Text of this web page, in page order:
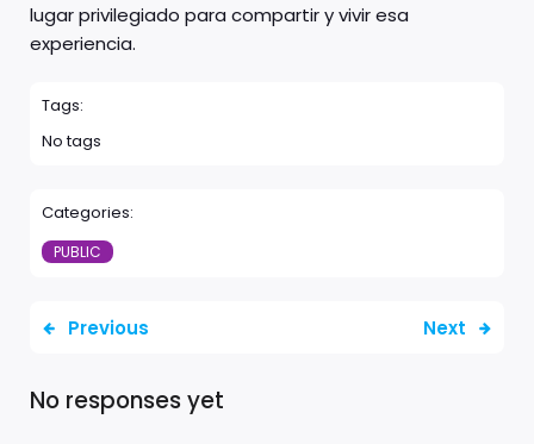
lugar privilegiado para compartir y vivir esa
experiencia.
Tags:
No tags
Categories:
PUBLIC
Previous Next
No responses yet